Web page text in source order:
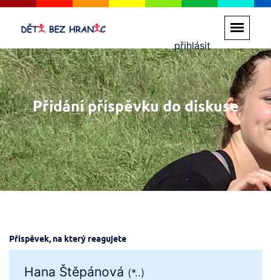
přihlásit
Přidání příspěvku do diskuse
Příspěvek, na který reagujete
Hana Štěpánová (*..)